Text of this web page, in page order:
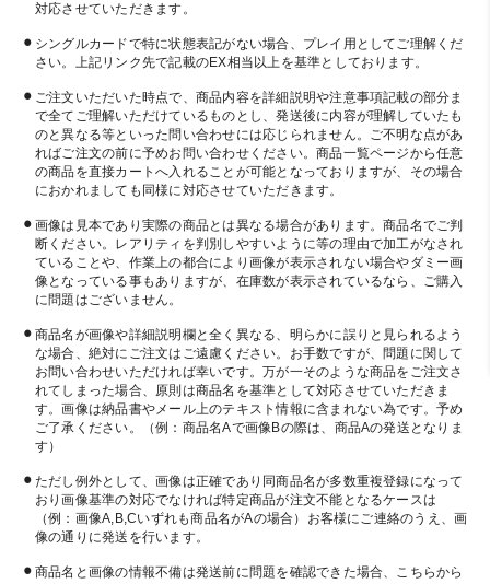
対応させていただきます。
シングルカードで特に状態表記がない場合、プレイ用としてご理解くだ
さい。上記リンク先で記載のEX相当以上を基準としております。
ご注文いただいた時点で、商品内容を詳細説明や注意事項記載の部分ま
で全てご理解いただけているものとし、発送後に内容が理解していたも
のと異なる等といった問い合わせには応じられません。ご不明な点があ
ればご注文の前に予めお問い合わせください。商品一覧ページから任意
の商品を直接カートへ入れることが可能となっておりますが、その場合
におかれましても同様に対応させていただきます。
画像は見本であり実際の商品とは異なる場合があります。商品名でご判
断ください。レアリティを判別しやすいように等の理由で加工がなされ
ていることや、作業上の都合により画像が表示されない場合やダミー画
像となっている事もありますが、在庫数が表示されているなら、ご購入
に問題はございません。
商品名が画像や詳細説明欄と全く異なる、明らかに誤りと見られるよう
な場合、絶対にご注文はご遠慮ください。お手数ですが、問題に関して
お問い合わせいただければ幸いです。万が一そのような商品をご注文さ
れてしまった場合、原則は商品名を基準として対応させていただきま
す。画像は納品書やメール上のテキスト情報に含まれない為です。予め
ご了承ください。（例：商品名Aで画像Bの際は、商品Aの発送となりま
す）
ただし例外として、画像は正確であり同商品名が多数重複登録になって
おり画像基準の対応でなければ特定商品が注文不能となるケースは
（例：画像A,B,Cいずれも商品名がAの場合）お客様にご連絡のうえ、画
像の通りに発送を行います。
商品名と画像の情報不備は発送前に問題を確認できた場合、こちらから